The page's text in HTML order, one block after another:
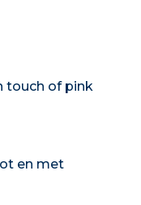
touch of pink
en met